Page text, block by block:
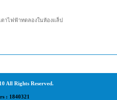
เตาไฟฟ้าทดลองในห้องแล็ป
All Rights Reserved.
: 1840321